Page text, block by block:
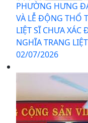
PHƯỜNG HƯNG
VÀ LỄ ĐỘNG THỔ
LIỆT SĨ CHƯA
NGHĨA TRANG
02/07/2026